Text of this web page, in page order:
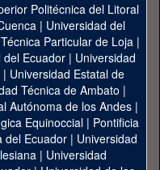
Politécnica del Litoral
| Universidad del
Particular de Loja|
del Ecuador| Universidad
| Universidad Estatal de
Técnica de Ambato |
Autónoma de los Andes|
Equinoccial| Pontificia
del Ecuador | Universidad
| Universidad